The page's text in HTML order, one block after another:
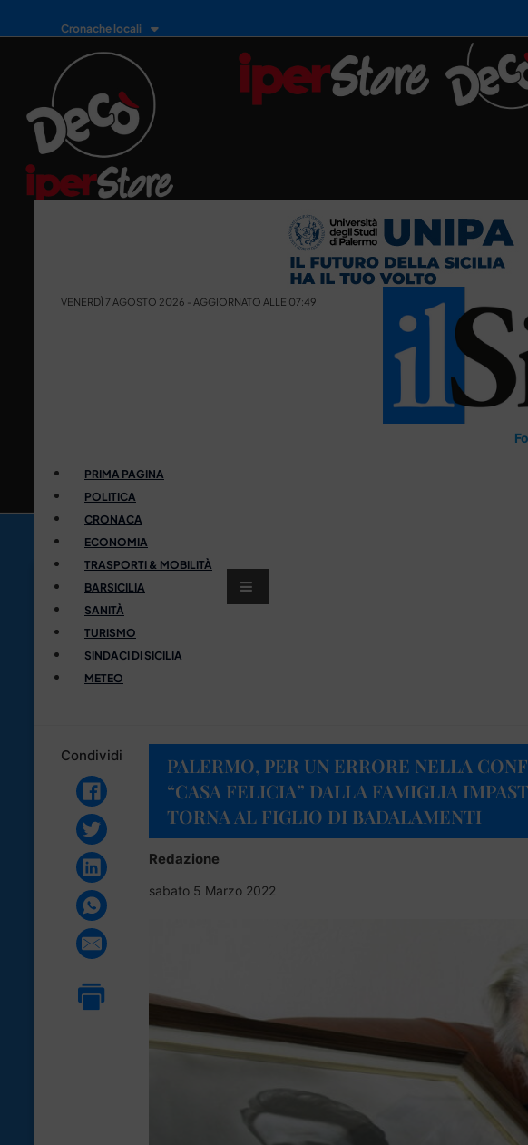
Cronache locali
VENERDÌ 7 AGOSTO 2026 - AGGIORNATO ALLE 07:49
PRIMA PAGINA
POLITICA
CRONACA
ECONOMIA
TRASPORTI & MOBILITÀ
BARSICILIA
SANITÀ
TURISMO
SINDACI DI SICILIA
METEO
Condividi
PALERMO, PER UN ERRORE NELLA
“CASA FELICIA” DALLA FAMIGLIA
TORNA AL FIGLIO DI BADALAMENTI
Redazione
sabato 5 Marzo 2022